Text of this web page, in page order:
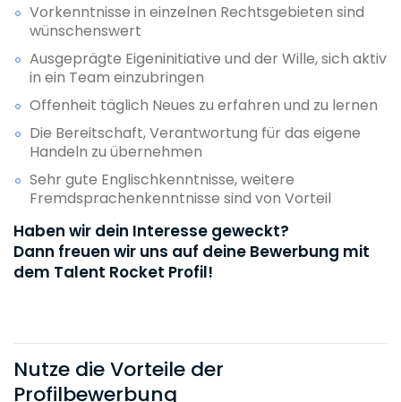
Vorkenntnisse in einzelnen Rechtsgebieten sind
wünschenswert
Ausgeprägte Eigeninitiative und der Wille, sich aktiv
in ein Team einzubringen
Offenheit täglich Neues zu erfahren und zu lernen
Die Bereitschaft, Verantwortung für das eigene
Handeln zu übernehmen
Sehr gute Englischkenntnisse, weitere
Fremdsprachenkenntnisse sind von Vorteil
Haben wir dein Interesse geweckt?
Dann freuen wir uns auf deine Bewerbung mit
dem Talent Rocket Profil!
Nutze die Vorteile der
Profilbewerbung